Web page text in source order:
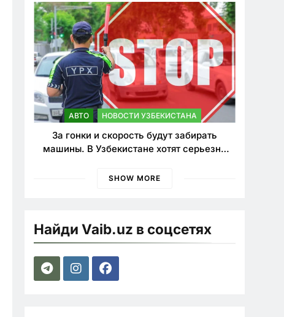
АВТО НОВОСТИ УЗБЕКИСТАНА
За гонки и скорость будут забирать
машины. В Узбекистане хотят серьезно
SHOW MORE
Найди Vaib.uz в соцсетях